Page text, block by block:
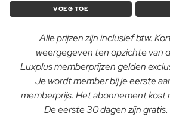
VOEG TOE
Alle prijzen zijn inclusief btw.
weergegeven ten opzichte van
Luxplus memberprijzen gelden
Je wordt member bij je eerste
memberprijs. Het abonnement kost
De eerste 30 dagen zijn